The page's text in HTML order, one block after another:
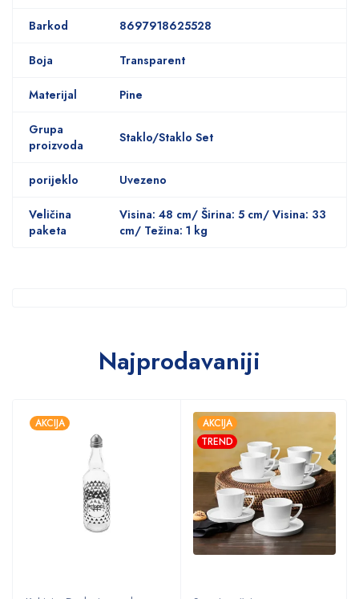
Barkod 8697918625528
Boja Transparent
Materijal Pine
Grupa
proizvoda
Staklo/Staklo Set
porijeklo Uvezeno
Veličina
paketa
Visina: 48 cm/ Širina: 5 cm/ Visina: 33
cm/ Težina: 1 kg
Najprodavaniji
AKCIJA
AKCIJA
TREND